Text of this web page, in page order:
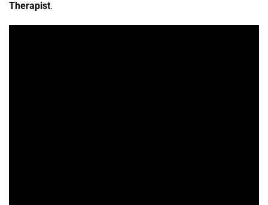
Therapist.